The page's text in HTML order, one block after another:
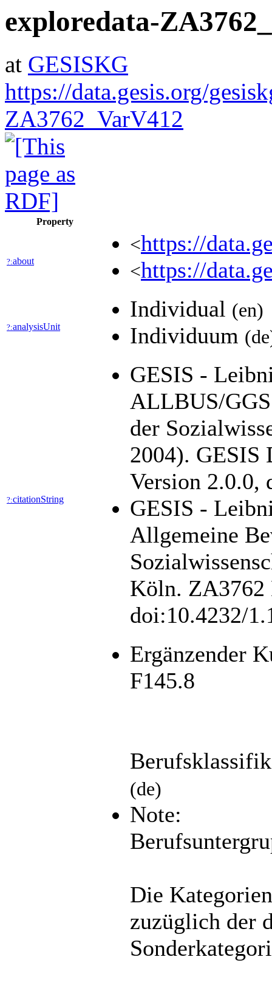
exploredata-
at GESISKG
https://data.gesis.org/
ZA3762_VarV412
Property
?:about
<https://
<https://
?:analysisUnit
Individual (en)
Individuum
?:citationString
GESIS -
ALLBUS/
der
2004). GESIS
Version 2.0.0,
GESIS -
Allgemeine
Köln. ZA3762
doi:10.4232/
Ergänzender
F145.8
(de)
Note:
Die
zuzüglich der